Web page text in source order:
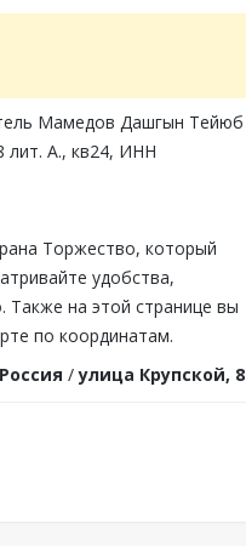
Мамедов Дашгын Тейюб
лит. А., кв24, ИНН
Торжество, который
удобства,
на этой странице вы
по координатам.
/улица Крупской, 8